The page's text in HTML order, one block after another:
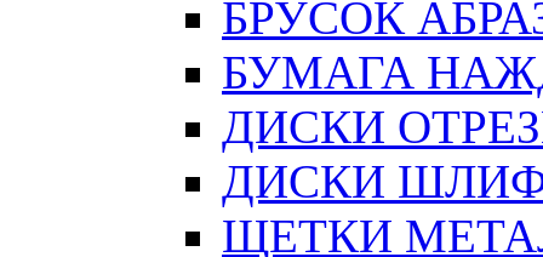
БРУСОК
БУМАГА
ДИСКИ
ДИСКИ
ЩЕТКИ